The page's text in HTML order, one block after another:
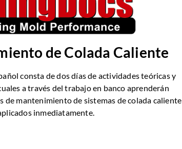
de Colada Caliente
consta de dos días de actividades teóricas y
a través del trabajo en banco aprenderán
de mantenimiento de sistemas de colada caliente
inmediatamente.